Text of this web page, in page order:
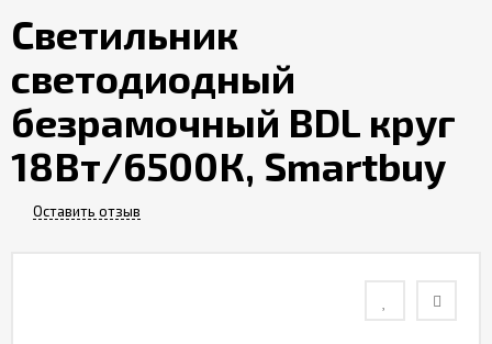
Доставка
и
оплата
Контакты
Отзывы
Светильник
светодиодный
безрамочный BDL круг
18Вт/6500К, Smartbuy
Оставить отзыв